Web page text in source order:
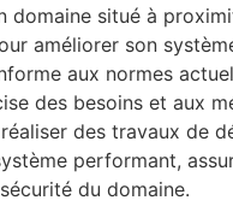
domaine situé à
améliorer son
aux normes
des besoins et aux
des travaux de
performant,
du domaine.